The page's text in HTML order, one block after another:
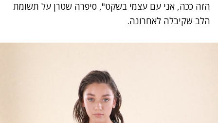
הזה ככה, אני עם עצמי בשקט", סיפרה שטרן על תשומת
הלב שקיבלה לאחרונה.